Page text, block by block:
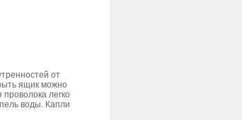
от
ящик можно
легко
воды. Капли